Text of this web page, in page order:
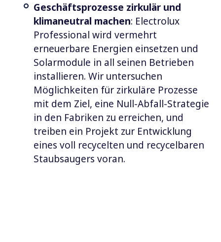
Geschäftsprozesse zirkulär und
klimaneutral machen: Electrolux
Professional wird vermehrt
erneuerbare Energien einsetzen und
Solarmodule in all seinen Betrieben
installieren. Wir untersuchen
Möglichkeiten für zirkuläre Prozesse
mit dem Ziel, eine Null-Abfall-Strategie
in den Fabriken zu erreichen, und
treiben ein Projekt zur Entwicklung
eines voll recycelten und recycelbaren
Staubsaugers voran.